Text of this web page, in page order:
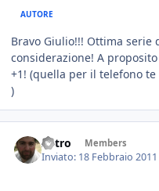
AUTORE
Bravo Giulio!!! Ottima
considerazione! A
+1! (quella per il telefono
)
Astro Members
Inviato: 18 Febbraio 2011